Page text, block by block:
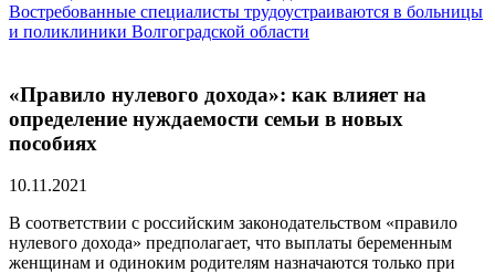
Востребованные специалисты трудоустраиваются в больницы
и поликлиники Волгоградской области
«Правило нулевого дохода»: как влияет на
определение нуждаемости семьи в новых
пособиях
10.11.2021
В соответствии с российским законодательством «правило
нулевого дохода» предполагает, что выплаты беременным
женщинам и одиноким родителям назначаются только при